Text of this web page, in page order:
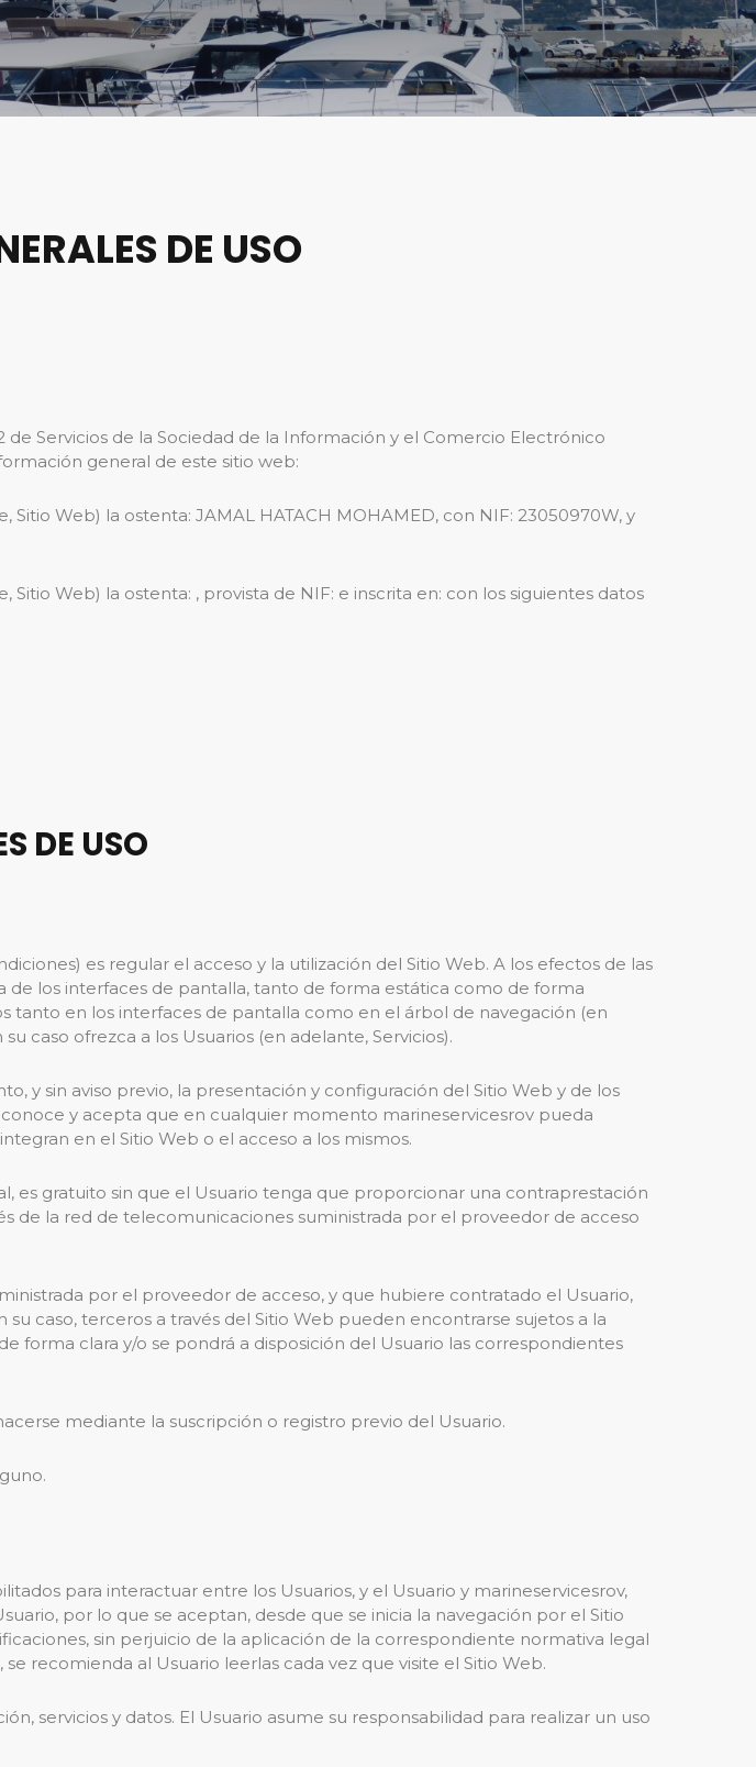
DE USO
Servicios de la Sociedad de la Información y el Comercio Electrónico
general de este sitio web:
Web) la ostenta: JAMAL HATACH MOHAMED, con NIF: 23050970W, y
Web) la ostenta: , provista de NIF: e inscrita en: con los siguientes datos
DE USO
es regular el acceso y la utilización del Sitio Web. A los efectos de las
los interfaces de pantalla, tanto de forma estática como de forma
tanto en los interfaces de pantalla como en el árbol de navegación (en
caso ofrezca a los Usuarios (en adelante, Servicios).
y sin aviso previo, la presentación y configuración del Sitio Web y de los
y acepta que en cualquier momento marineservicesrov pueda
en el Sitio Web o el acceso a los mismos.
es gratuito sin que el Usuario tenga que proporcionar una contraprestación
de la red de telecomunicaciones suministrada por el proveedor de acceso
por el proveedor de acceso, y que hubiere contratado el Usuario,
caso, terceros a través del Sitio Web pueden encontrarse sujetos a la
forma clara y/o se pondrá a disposición del Usuario las correspondientes
mediante la suscripción o registro previo del Usuario.
para interactuar entre los Usuarios, y el Usuario y marineservicesrov,
por lo que se aceptan, desde que se inicia la navegación por el Sitio
sin perjuicio de la aplicación de la correspondiente normativa legal
recomienda al Usuario leerlas cada vez que visite el Sitio Web.
servicios y datos. El Usuario asume su responsabilidad para realizar un uso